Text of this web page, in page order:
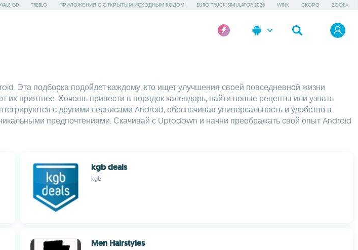
GD TREBLO ПРИЛОЖЕНИЯ С ОТКРЫТЫМ ИСХОДНЫМ КОДОМ EURO TRUCK SIMULATOR 2026 WINK СКОРО ZOOBA
Эта подборка подойдет каждому, кто ищет улучшения своей повседневной жизни
приятнее. Хочешь привести в порядок календарь, найти новые рецепты или узнать
с другими сервисами Android, обеспечивая универсальность и удобство в
предпочтениями. Скачивай с Uptodown и начни преображать свой опыт Android
kgb deals
kgb
Men Hairstyles